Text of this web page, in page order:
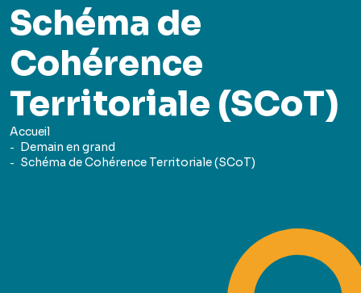
Schéma de
Cohérence
Territoriale (SCoT)
Accueil
Demain en grand
Schéma de Cohérence Territoriale (SCoT)